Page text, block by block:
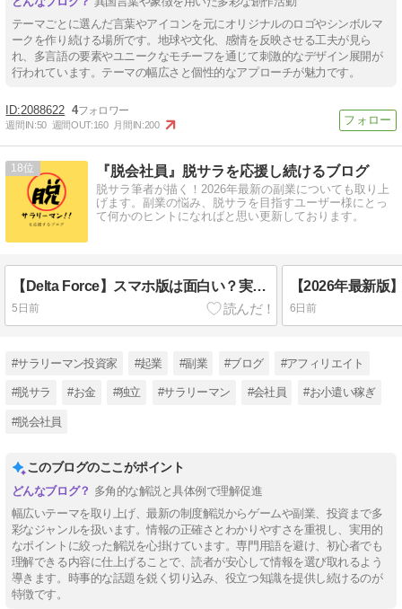
テーマごとに選んだ言葉やアイコンを元にオリジナルのロゴやシンボルマ
ークを作り続ける場所です。地球や文化、感情を反映させる工夫が見ら
れ、多言語の要素やユニークなモチーフを通じて刺激的なデザイン展開が
行われています。テーマの幅広さと個性的なアプローチが魅力です。
2088622 4
週間IN:50 週間OUT:160 月間IN:200
18 『脱会社員』脱サラを応援し続けるブログ
脱サラ筆者が描く！2026年最新の副業についても取り上
げます。副業の悩み、脱サラを目指すユーザー様にとっ
て何かのヒントになればと思い更新しております。
【Delta Force】スマホ版は面白い？実際に遊んだ評価・口コミ・初心者攻略を徹底レビュー
5日前 6日前
#サラリーマン投資家 #起業 #副業 #ブログ #アフィリエイト
#脱サラ #お金 #独立 #サラリーマン #会社員 #お小遣い稼ぎ
#脱会社員
このブログのここがポイント
多角的な解説と具体例で理解促進
幅広いテーマを取り上げ、最新の制度解説からゲームや副業、投資まで多
彩なジャンルを扱います。情報の正確さとわかりやすさを重視し、実用的
なポイントに絞った解説を心掛けています。専門用語を避け、初心者でも
理解できる内容に仕上げることで、読者が安心して情報を選び取れるよう
導きます。時事的な話題を鋭く切り込み、役立つ知識を提供し続けるのが
特徴です。